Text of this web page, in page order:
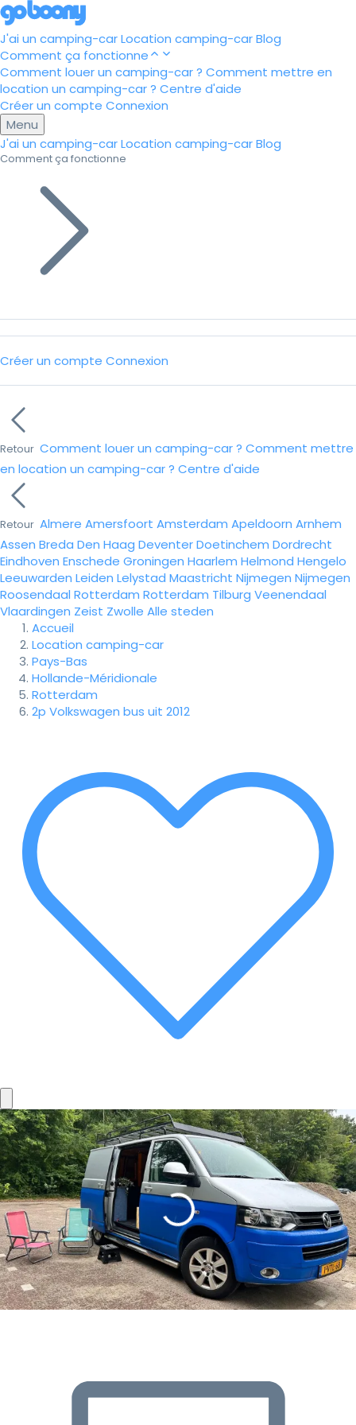
J'ai un camping-carLocation camping-carBlog
Comment ça fonctionne
Comment louer un camping-car ? Comment mettre en
location un camping-car ? Centre d'aide
Créer un compte Connexion
Menu
J'ai un camping-carLocation camping-carBlog
Comment ça fonctionne
Créer un compte Connexion
Retour Comment louer un camping-car ? Comment mettre
en location un camping-car ? Centre d'aide
Retour Almere Amersfoort Amsterdam Apeldoorn Arnhem
Assen Breda Den Haag DeventerDoetinchem Dordrecht
Eindhoven Enschede Groningen Haarlem Helmond Hengelo
Leeuwarden Leiden Lelystad Maastricht Nijmegen Nijmegen
Roosendaal Rotterdam Rotterdam Tilburg Veenendaal
Vlaardingen Zeist Zwolle Alle steden
Accueil
Location camping-car
Pays-Bas
Hollande-Méridionale
Rotterdam
2p Volkswagen bus uit 2012